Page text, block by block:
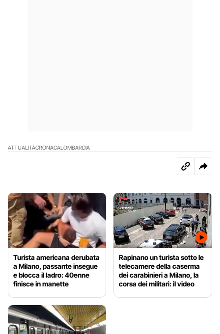
ATTUALITÀCRONACALOMBARDIA
Turista americana derubata
a Milano, passante insegue
e blocca il ladro: 40enne
finisce in manette
Rapinano un turista sotto le
telecamere della caserma
dei carabinieri a Milano, la
corsa dei militari: il video